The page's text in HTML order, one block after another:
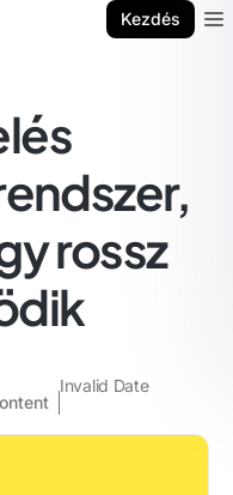
Kezdés
rossz
Invalid Date